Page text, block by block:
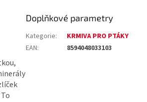
Doplňkové parametry
Kategorie:
KRMIVA PRO PTÁKY
EAN: 8594048033103